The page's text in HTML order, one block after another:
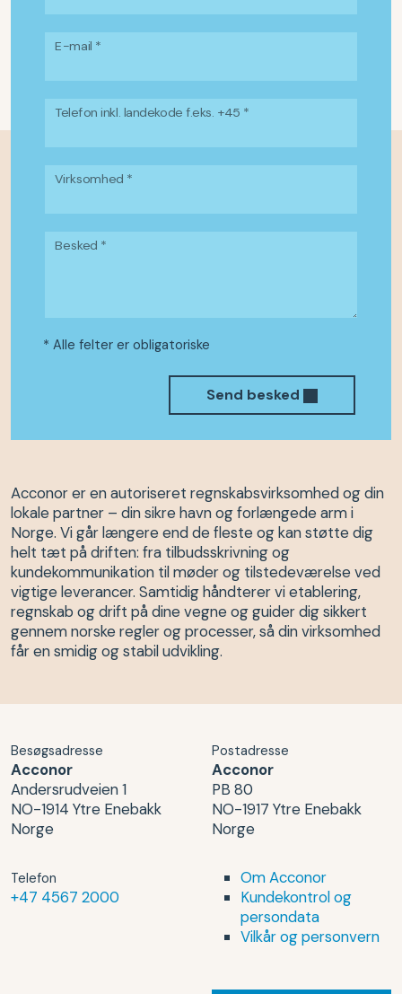
E-mail *
Telefon inkl. landekode f.eks. +45 *
Virksomhed *
Besked *
* Alle felter er obligatoriske
Send besked
Acconor er en autoriseret regnskabsvirksomhed og din
lokale partner – din sikre havn og forlængede arm i
Norge. Vi går længere end de fleste og kan støtte dig
helt tæt på driften: fra tilbudsskrivning og
kundekommunikation til møder og tilstedeværelse ved
vigtige leverancer. Samtidig håndterer vi etablering,
regnskab og drift på dine vegne og guider dig sikkert
gennem norske regler og processer, så din virksomhed
får en smidig og stabil udvikling.
Besøgsadresse
Acconor
Andersrudveien 1
NO-1914 Ytre Enebakk
Norge
Postadresse
Acconor
PB 80
NO-1917 Ytre Enebakk
Norge
Telefon
+47 4567 2000
Om Acconor
Kundekontrol og
persondata
Vilkår og personvern